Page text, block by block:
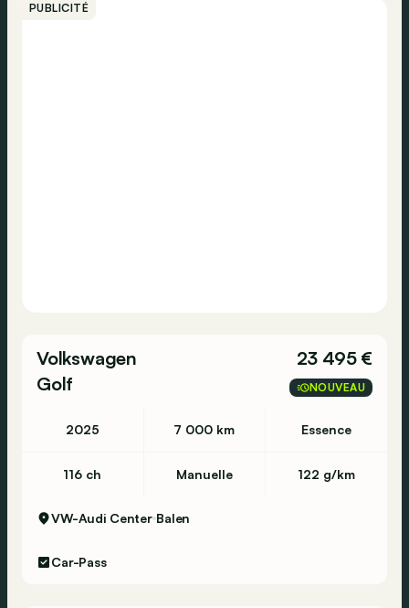
PUBLICITÉ
Volkswagen
Golf
23 495 €
NOUVEAU
2025 7 000 km Essence
116 ch Manuelle 122 g/km
VW-Audi Center Balen
Car-Pass